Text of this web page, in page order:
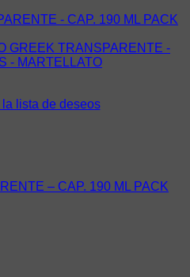
lista de deseos
– CAP. 190 ML PACK